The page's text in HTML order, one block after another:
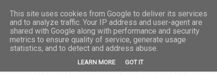
This site uses cookies from Google to deliver its services
and to analyze traffic. Your IP address and user-agent are
shared with Google along with performance and security
metrics to ensure quality of service, generate usage
statistics, and to detect and address abuse.
LEARN MORE GOT IT